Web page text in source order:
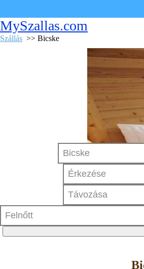
MySzallas.com
Szállás >> Bicske